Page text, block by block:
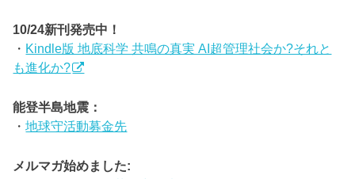
10/24新刊発売中！
・ Kindle版 地底科学 共鳴の真実 AI超管理社会か?それと
も進化か?
能登半島地震：
・地球守活動募金先
メルマガ始めました: